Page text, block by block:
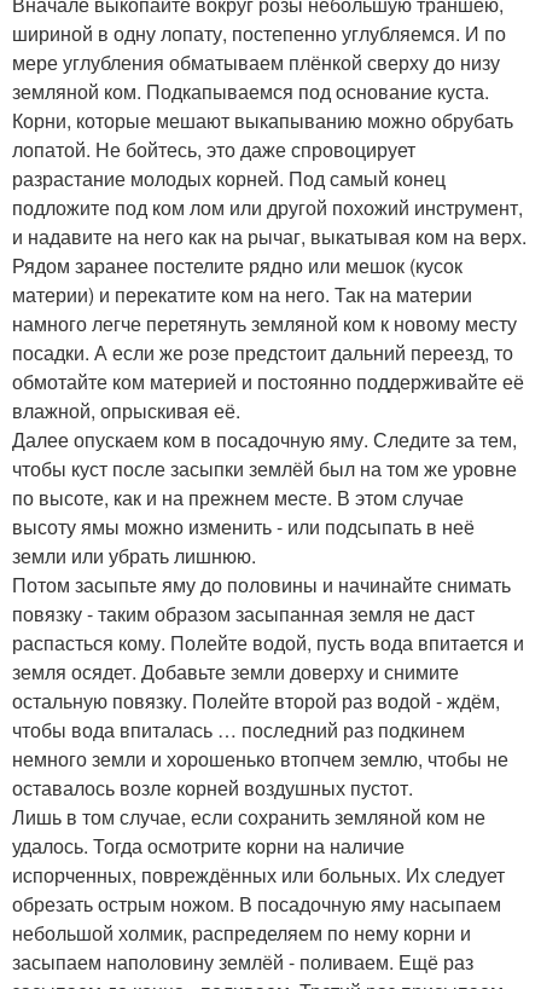
шириной в одну лопату, постепенно углубляемся. И по
мере углубления обматываем плёнкой сверху до низу
земляной ком. Подкапываемся под основание куста.
Корни, которые мешают выкапыванию можно обрубать
лопатой. Не бойтесь, это даже спровоцирует
разрастание молодых корней. Под самый конец
подложите под ком лом или другой похожий инструмент,
и надавите на него как на рычаг, выкатывая ком на верх.
Рядом заранее постелите рядно или мешок (кусок
материи) и перекатите ком на него. Так на материи
намного легче перетянуть земляной ком к новому месту
посадки. А если же розе предстоит дальний переезд, то
обмотайте ком материей и постоянно поддерживайте её
влажной, опрыскивая её.
Далее опускаем ком в посадочную яму. Следите за тем,
чтобы куст после засыпки землёй был на том же уровне
по высоте, как и на прежнем месте. В этом случае
высоту ямы можно изменить - или подсыпать в неё
земли или убрать лишнюю.
Потом засыпьте яму до половины и начинайте снимать
повязку - таким образом засыпанная земля не даст
распасться кому. Полейте водой, пусть вода впитается и
земля осядет. Добавьте земли доверху и снимите
остальную повязку. Полейте второй раз водой - ждём,
чтобы вода впиталась … последний раз подкинем
немного земли и хорошенько втопчем землю, чтобы не
оставалось возле корней воздушных пустот.
Лишь в том случае, если сохранить земляной ком не
удалось. Тогда осмотрите корни на наличие
испорченных, повреждённых или больных. Их следует
обрезать острым ножом. В посадочную яму насыпаем
небольшой холмик, распределяем по нему корни и
засыпаем наполовину землёй - поливаем. Ещё раз